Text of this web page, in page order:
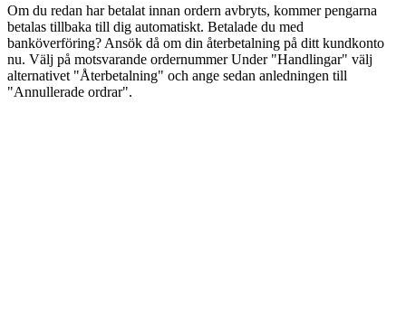
Om du redan har betalat innan ordern avbryts, kommer pengarna
betalas tillbaka till dig automatiskt. Betalade du med
banköverföring? Ansök då om din återbetalning på ditt kundkonto
nu. Välj på motsvarande ordernummer Under "Handlingar" välj
alternativet "Återbetalning" och ange sedan anledningen till
"Annullerade ordrar".